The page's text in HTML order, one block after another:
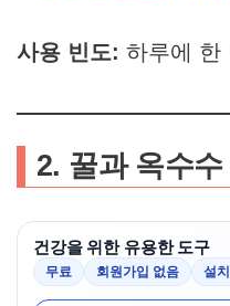
사용 빈도: 하루에 한
2. 꿀과 옥수수
건강을 위한 유용한 도구
무료 회원가입 없음 설